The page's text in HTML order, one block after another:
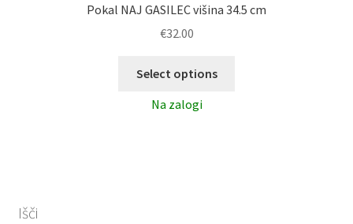
Pokal NAJ GASILEC višina 34.5 cm
€32.00
Select options
Na zalogi
Išči